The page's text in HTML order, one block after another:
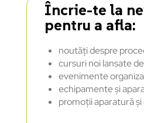
Încrie-te la
pentru a afla:
noutăți despre
cursuri noi lansate
evenimente
echipamente și
promoții aparatură